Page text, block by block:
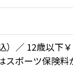
）／ 12歳以下
スポーツ保険料